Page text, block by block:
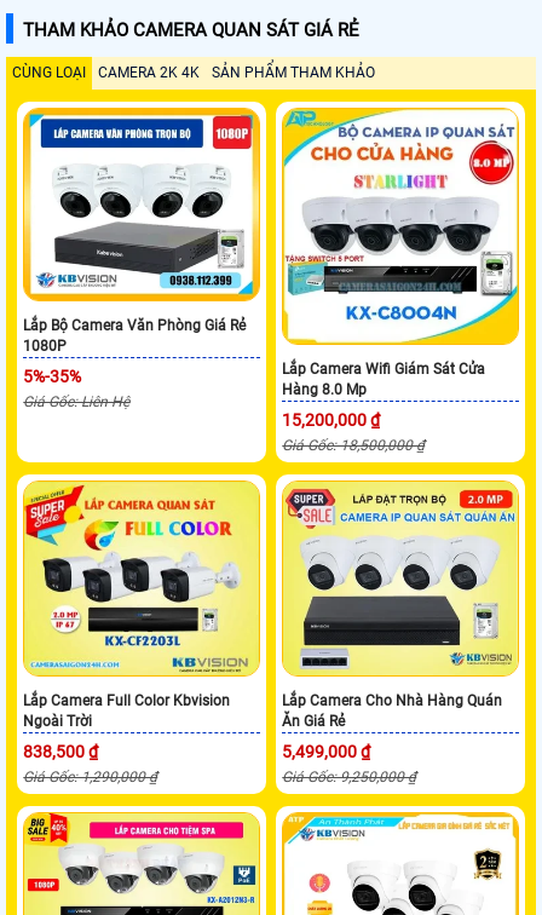
THAM KHẢO CAMERA QUAN SÁT GIÁ RẺ
CÙNG LOẠI CAMERA 2K 4K SẢN PHẨM THAM KHẢO
Lắp Bộ Camera Văn Phòng Giá Rẻ
1080P
5%-35%
Giá Gốc: Liên Hệ
Lắp Camera Wifi Giám Sát Cửa
Hàng 8.0 Mp
15,200,000 ₫
Giá Gốc: 18,500,000 ₫
Lắp Camera Full Color Kbvision
Ngoài Trời
838,500 ₫
Giá Gốc: 1,290,000 ₫
Lắp Camera Cho Nhà Hàng Quán
Ăn Giá Rẻ
5,499,000 ₫
Giá Gốc: 9,250,000 ₫